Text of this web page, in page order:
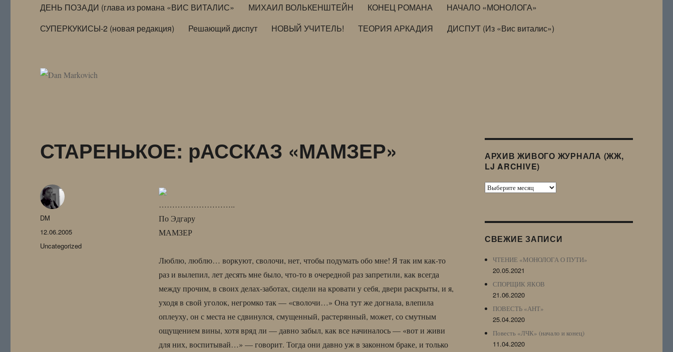
ДЕНЬ ПОЗАДИ (глава из романа «ВИС ВИТАЛИС»
МИХАИЛ ВОЛЬКЕНШТЕЙН КОНЕЦ РОМАНА
НАЧАЛО «МОНОЛОГА»
СУПЕРКУКИСЫ-2 (новая редакция)
Решающий диспут НОВЫЙ УЧИТЕЛЬ! ТЕОРИЯ АРКАДИЯ ДИСПУТ (Из «Вис виталис»)
СТАРЕНЬКОЕ: рАССКАЗ «МАМЗЕР»
………………………..
По Эдгару
МАМЗЕР
Люблю, люблю… воркуют, сволочи, нет, чтобы подумать обо мне! Я так им как-то
раз и вылепил, лет десять мне было, что-то в очередной раз запретили, как всегда
между прочим, в своих делах-заботах, сидели на кровати у себя, двери раскрыты, и я,
уходя в свой уголок, негромко так — «сволочи…» Она тут же догнала, влепила
оплеуху, он с места не сдвинулся, смущенный, растерянный, может, со смутным
ощущением вины, хотя вряд ли — давно забыл, как все начиналось — «вот и живи
для них, воспитывай…» — говорит. Тогда они давно уж в законном браке, и только
Автор
DM
Опубликовано
12.06.2005
Рубрики
Uncategorized
АРХИВ ЖИВОГО ЖУРНАЛА (ЖЖ,
LJ ARCHIVE)
Архив
Archive)
СВЕЖИЕ ЗАПИСИ
ЧТЕНИЕ «МОНОЛОГА О ПУТИ»
20.05.2021
СПОРЩИК ЯКОВ
21.06.2020
ПОВЕСТЬ «АНТ»
25.04.2020
Повесть «ЛЧК» (начало и конец)
11.04.2020